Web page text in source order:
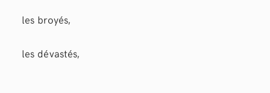
les broyés,
les dévastés,